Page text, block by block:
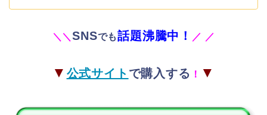
＼ ＼SNSでも話題沸騰中！ ／ ／
▼ 公式サイト で購入する ！ ▼